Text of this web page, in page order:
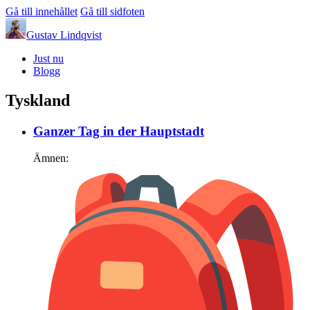
Gå till innehållet Gå till sidfoten
Gustav Lindqvist
Just nu
Blogg
Tyskland
Ganzer Tag in der Hauptstadt
Ämnen: